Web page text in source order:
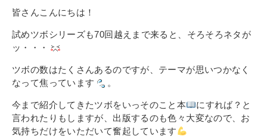
よくあるご質問
在校生の皆さまへ
卒業生の皆さまへ
ブログ
コラム
皆さんこんにちは！
試めツボシリーズも70回越えまで来ると、そろそろネタが
ッ・・・
ツボの数はたくさんあるのですが、テーマが思いつかなく
なって焦っています
。
今まで紹介してきたツボをいっそのこと本
にすれば？と
言われたりもしますが、出版するのも色々大変なので、お
気持ちだけをいただいて奮起しています